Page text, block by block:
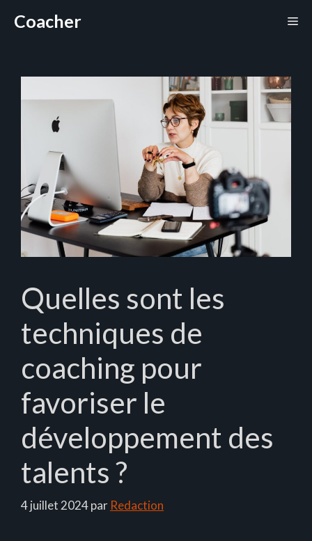
Coacher
Quelles sont les
techniques de
coaching pour
favoriser le
développement des
talents ?
4 juillet 2024par Redaction